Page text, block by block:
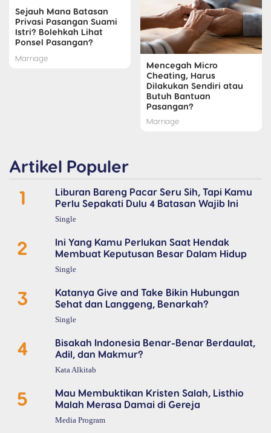
Sejauh Mana Batasan
Privasi Pasangan Suami
Istri? Bolehkah Lihat
Ponsel Pasangan?
Marriage
Mencegah Micro
Cheating, Harus
Dilakukan Sendiri atau
Butuh Bantuan
Pasangan?
Marriage
Artikel Populer
1
Liburan Bareng Pacar Seru Sih, Tapi Kamu
Perlu Sepakati Dulu 4 Batasan Wajib Ini
Single
2
Ini Yang Kamu Perlukan Saat Hendak
Membuat Keputusan Besar Dalam Hidup
Single
3
Katanya Give and Take Bikin Hubungan
Sehat dan Langgeng, Benarkah?
Single
4
Bisakah Indonesia Benar-Benar Berdaulat,
Adil, dan Makmur?
Kata Alkitab
5
Mau Membuktikan Kristen Salah, Listhio
Malah Merasa Damai di Gereja
Media Program